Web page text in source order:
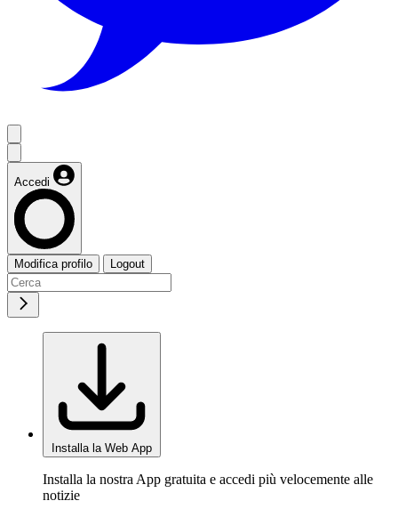
Accedi
Modifica profilo Logout
Installa la Web App
Installa la nostra App gratuita e accedi più velocemente alle
notizie